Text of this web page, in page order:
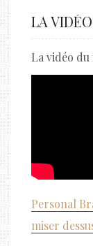
LA
La vidéo du
Personal
miser